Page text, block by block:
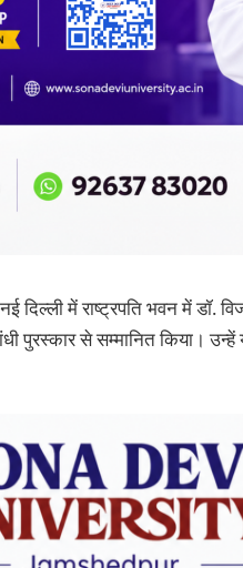
दिल्‍ली में राष्‍ट्रपति भवन में डॉ.
पुरस्‍कार से सम्‍मानित किया।